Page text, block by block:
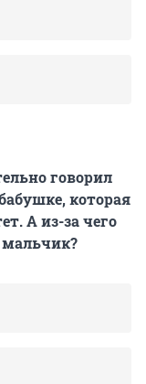
говорил
которая
А из-за чего
мальчик?